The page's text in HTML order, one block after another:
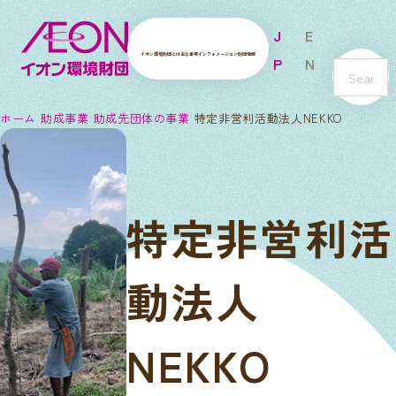
イオン環境財団とは主な事業インフォメーション財団情報
J
P
E
N
s
e
a
r
c
h
ホーム 助成事業 助成先団体の事業 特定非営利活動法人NEKKO
特定非営利活
動法人
NEKKO